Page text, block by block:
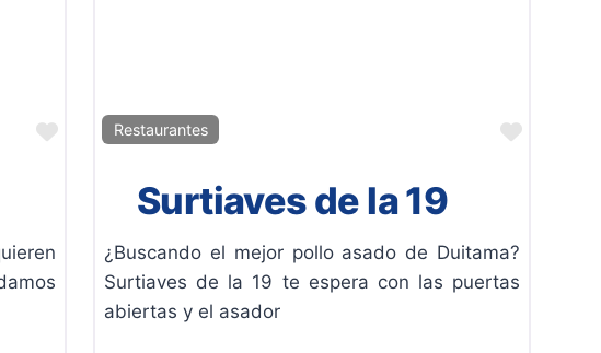
FavoritoRestaurantes
Surtiaves de la 19
¿Buscando el mejor pollo asado de Duitama?
Surtiaves de la 19 te espera con las puertas
abiertas y el asador